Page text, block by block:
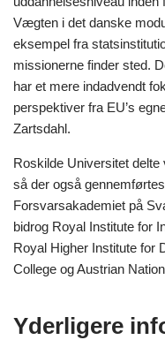
Vægten i det danske
eksempel fra
missionerne finder sted.
har et mere indadvendt
perspektiver fra EU’s
Zartsdahl.
Roskilde Universitet
så der også
Forsvarsakademiet på
bidrog Royal Institute for
Royal Higher Institute for
College og Austrian
Yderligere